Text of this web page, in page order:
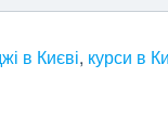
в Києві, курси в